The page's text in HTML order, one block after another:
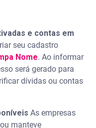
e contas em
seu cadastro
Nome. Ao informar
será gerado para
dívidas ou contas
As empresas
manteve